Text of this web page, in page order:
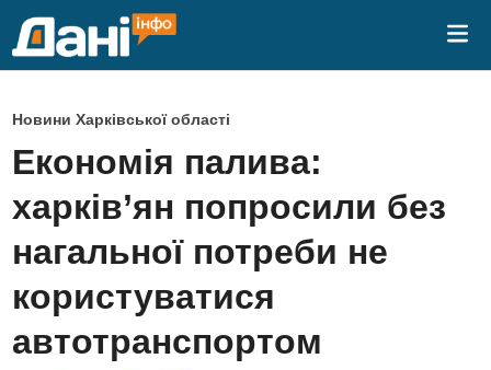
P
o
s
t
e
d
n
Новини Харківської області
Економія палива:
харків’ян попросили без
нагальної потреби не
користуватися
автотранспортом